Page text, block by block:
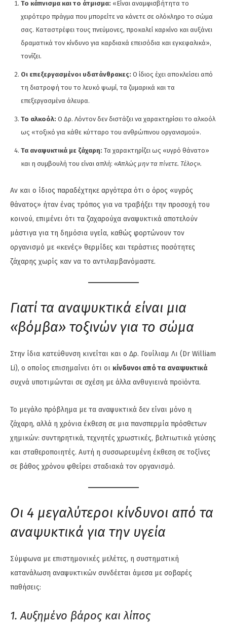
Το κάπνισμα και το άτμισμα: «Είναι αναμφισβήτητα το
χειρότερο πράγμα που μπορείτε να κάνετε σε ολόκληρο το σώμα
σας. Καταστρέφει τους πνεύμονες, προκαλεί καρκίνο και αυξάνει
δραματικά τον κίνδυνο για καρδιακά επεισόδια και εγκεφαλικά»,
τονίζει.
Οι επεξεργασμένοι υδατάνθρακες: Ο ίδιος έχει αποκλείσει από
τη διατροφή του το λευκό ψωμί, τα ζυμαρικά και τα
επεξεργασμένα άλευρα.
Το αλκοόλ: Ο Δρ. Λόντον δεν διστάζει να χαρακτηρίσει το αλκοόλ
ως «τοξικό για κάθε κύτταρο του ανθρώπινου οργανισμού».
Τα αναψυκτικά με ζάχαρη: Τα χαρακτηρίζει ως «υγρό θάνατο»
και η συμβουλή του είναι απλή: «Απλώς μην τα πίνετε. Τέλος».
Αν και ο ίδιος παραδέχτηκε αργότερα ότι ο όρος «υγρός
θάνατος» ήταν ένας τρόπος για να τραβήξει την προσοχή του
κοινού, επιμένει ότι τα ζαχαρούχα αναψυκτικά αποτελούν
μάστιγα για τη δημόσια υγεία, καθώς φορτώνουν τον
οργανισμό με «κενές» θερμίδες και τεράστιες ποσότητες
ζάχαρης χωρίς καν να το αντιλαμβανόμαστε.
Γιατί τα αναψυκτικά είναι μια
«βόμβα» τοξινών για το σώμα
Στην ίδια κατεύθυνση κινείται και ο Δρ. Γουίλιαμ Λι (Dr William
Li), ο οποίος επισημαίνει ότι οι κίνδυνοι από τα αναψυκτικά
συχνά υποτιμώνται σε σχέση με άλλα ανθυγιεινά προϊόντα.
Το μεγάλο πρόβλημα με τα αναψυκτικά δεν είναι μόνο η
ζάχαρη, αλλά η χρόνια έκθεση σε μια πανσπερμία πρόσθετων
χημικών: συντηρητικά, τεχνητές χρωστικές, βελτιωτικά γεύσης
και σταθεροποιητές. Αυτή η συσσωρευμένη έκθεση σε τοξίνες
σε βάθος χρόνου φθείρει σταδιακά τον οργανισμό.
Οι 4 μεγαλύτεροι κίνδυνοι από τα
αναψυκτικά για την υγεία
Σύμφωνα με επιστημονικές μελέτες, η συστηματική
κατανάλωση αναψυκτικών συνδέεται άμεσα με σοβαρές
παθήσεις:
1. Αυξημένο βάρος και λίπος